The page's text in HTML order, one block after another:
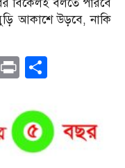
আকাশে উড়বে, নাকি
Print